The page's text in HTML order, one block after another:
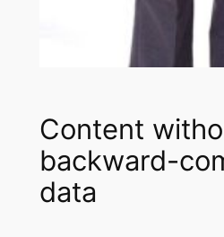
Content
backward-
data